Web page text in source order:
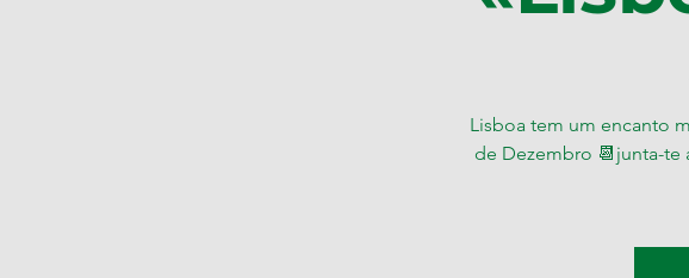
Lisboa tem um encanto
de Dezembro 📆junta-te